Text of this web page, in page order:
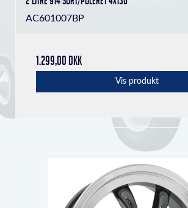
AC601007BP
1.299,00 DKK
Vis produkt